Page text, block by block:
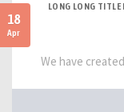
18
Apr
LONG LONG TITLE
We have